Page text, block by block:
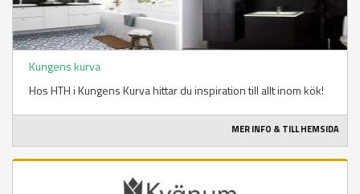
Kungens kurva
Hos HTH i Kungens Kurva hittar du inspiration till allt inom kök!
MER INFO & TILL HEMSIDA